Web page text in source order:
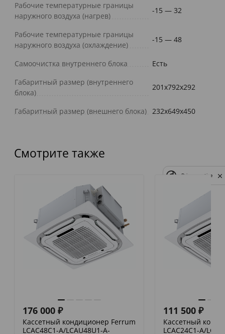
Рабочие температурные границы
наружного воздуха (нагрев)
-15 — 32
Рабочие температурные границы
наружного воздуха (охлаждение)
-15 — 48
Самоочистка внутреннего блока
Есть
Габаритный размер (внутреннего
блока)
201x792x292
Габаритный размер (внешнего блока) 232x649x450
Смотрите также
176 000 ₽
Кассетный кондиционер Ferrum
LCAC48C1-A/LCAU48U1-A-
111 500 ₽
Кассетный
LCAC24C1-A/
Privacy notice